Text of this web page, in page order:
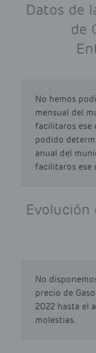
Datos de
de
No hemos
mensual del
facilitaros ese
podido
anual del
facilitaros ese
Evolución
No
precio de
2022 hasta el
molestias.